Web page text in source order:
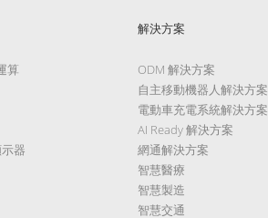
算
器
解決方案
ODM 解決方案
自主移動機器人解決方案
電動車充電系統解決方案
AI Ready 解決方案
網通解決方案
智慧醫療
智慧製造
智慧交通